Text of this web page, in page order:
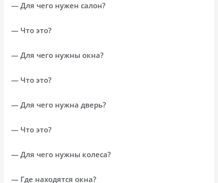
— Для чего нужен салон?
— Что это?
— Для чего нужны окна?
— Что это?
— Для чего нужна дверь?
— Что это?
— Для чего нужны колеса?
— Где находятся окна?